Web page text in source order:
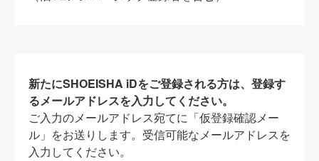
新たにSHOEISHA iDをご登録される方は、登録す
るメールアドレスを入力してください。
ご入力のメールアドレス宛てに「仮登録確認メー
ル」をお送りします。受信可能なメールアドレスを
入力してください。